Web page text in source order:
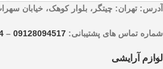
آدرس: تهران: چیتگر، بلوار کوهک، خیابان
شماره تماس های پشتیبانی: 09128094517
–
لوازم آرایشی